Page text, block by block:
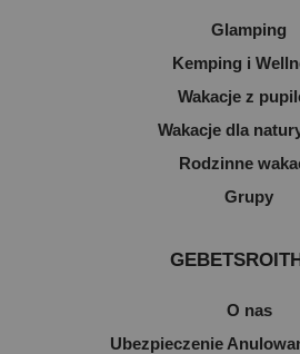
Glamping
Kemping i
Wakacje z
Wakacje dla
Rodzinne
Grupy
O nas
Ubezpieczenie